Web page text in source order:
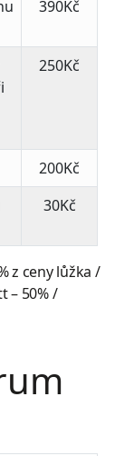
390Kč
250Kč
200Kč
30Kč
z ceny lůžka /
– 50% /